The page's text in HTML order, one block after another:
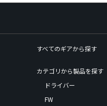
すべてのギアから探す
カテゴリから製品を探す
ドライバー
FW